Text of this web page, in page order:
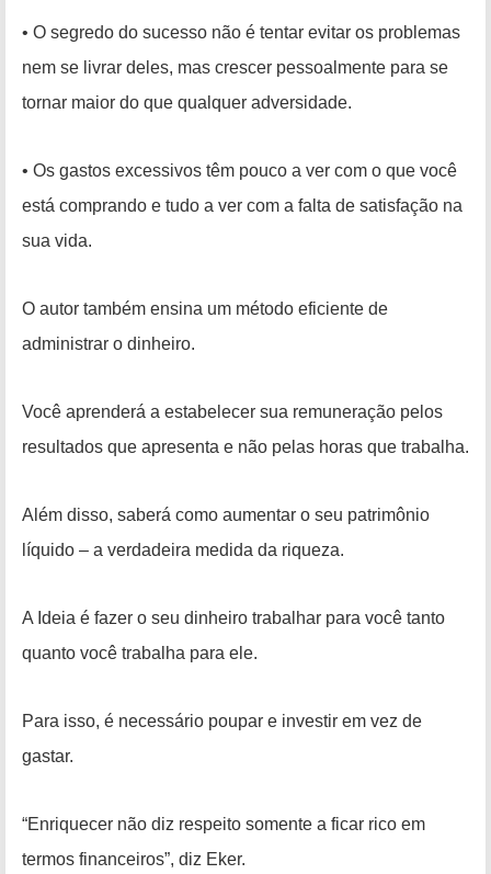
• O segredo do sucesso não é tentar evitar os problemas
nem se livrar deles, mas crescer pessoalmente para se
tornar maior do que qualquer adversidade.
• Os gastos excessivos têm pouco a ver com o que você
está comprando e tudo a ver com a falta de satisfação na
sua vida.
O autor também ensina um método eficiente de
administrar o dinheiro.
Você aprenderá a estabelecer sua remuneração pelos
resultados que apresenta e não pelas horas que trabalha.
Além disso, saberá como aumentar o seu patrimônio
líquido – a verdadeira medida da riqueza.
A Ideia é fazer o seu dinheiro trabalhar para você tanto
quanto você trabalha para ele.
Para isso, é necessário poupar e investir em vez de
gastar.
“Enriquecer não diz respeito somente a ficar rico em
termos financeiros”, diz Eker.